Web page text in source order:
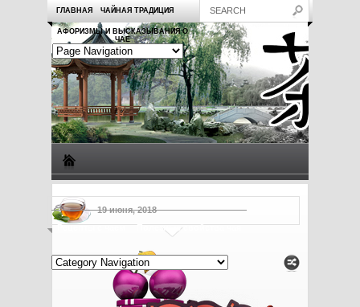
ГЛАВНАЯ ЧАЙНАЯ ТРАДИЦИЯ
АФОРИЗМЫ И ВЫСКАЗЫВАНИЯ О
ЧАЕ
Рецепты с чаем Полезные свойства чая
19 июня, 2018